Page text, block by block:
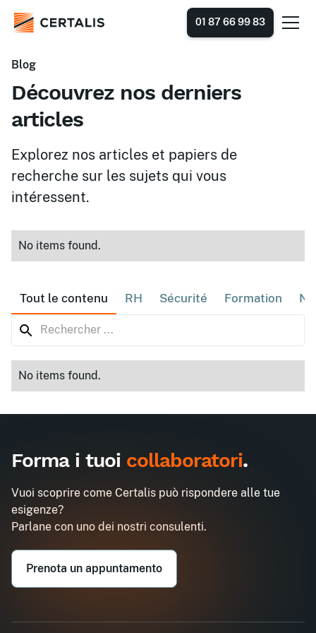
01 87 66 99 83
Blog
Découvrez nos derniers
articles
Explorez nos articles et papiers de
recherche sur les sujets qui vous
intéressent.
No items found.
Tout le contenu RH Sécurité Formation
No items found.
Forma i tuoi collaboratori.
Vuoi scoprire come Certalis può rispondere alle tue
esigenze?
Parlane con uno dei nostri consulenti.
Prenota un appuntamento